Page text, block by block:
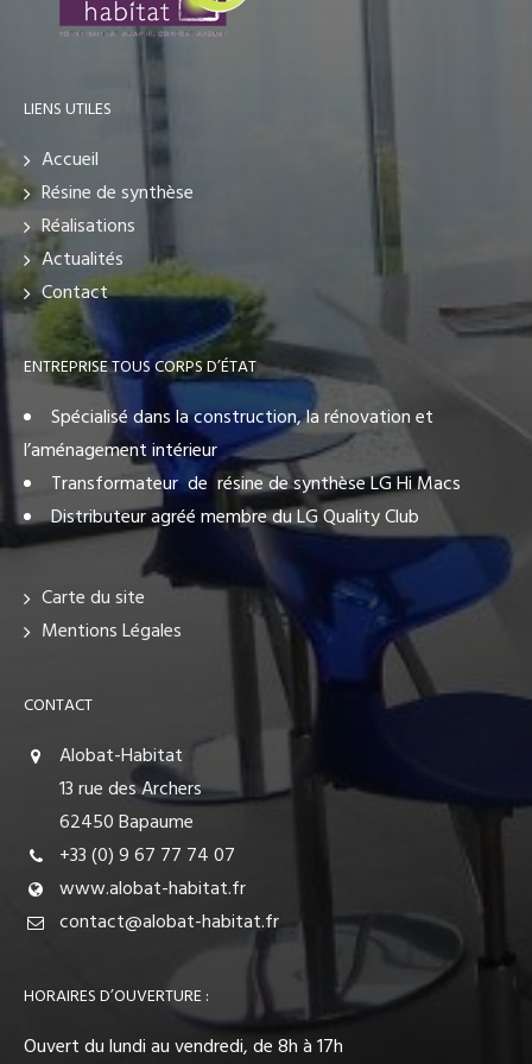
LIENS UTILES
Accueil
Résine de synthèse
Réalisations
Actualités
Contact
ENTREPRISE TOUS CORPS D’ÉTAT
Spécialisé dans la construction, la rénovation et
l’aménagement intérieur
Transformateur de résine de synthèse LG Hi Macs
Distributeur agréé membre du LG Quality Club
Carte du site
Mentions Légales
CONTACT
Alobat-Habitat
13 rue des Archers
62450 Bapaume
+33 (0) 9 67 77 74 07
www.alobat-habitat.fr
contact@alobat-habitat.fr
HORAIRES D’OUVERTURE :
Ouvert du lundi au vendredi, de 8h à 17h